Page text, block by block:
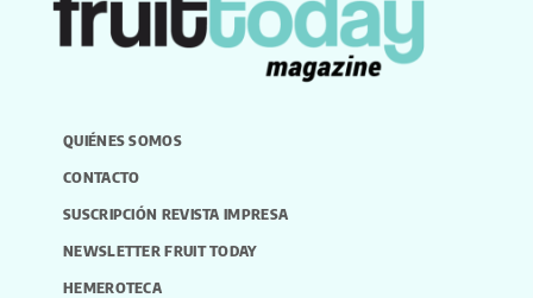
QUIÉNES SOMOS
CONTACTO
SUSCRIPCIÓN REVISTA IMPRESA
NEWSLETTER FRUIT TODAY
HEMEROTECA